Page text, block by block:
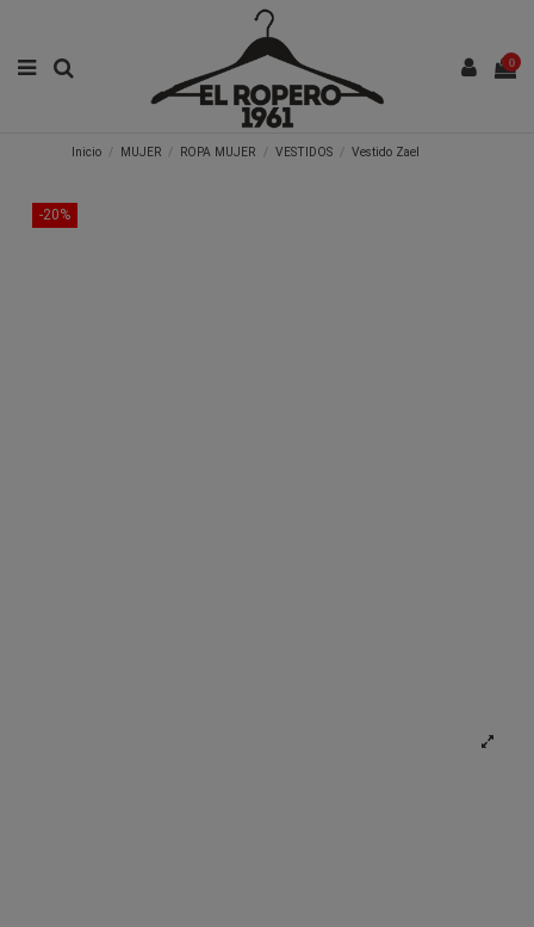
0
Inicio MUJER ROPA MUJER VESTIDOS Vestido Zael
-20%